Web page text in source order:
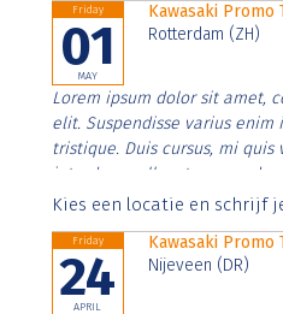
Friday
01
MAY
Kawasaki Promo
Rotterdam (ZH)
Lorem ipsum dolor sit amet,
elit. Suspendisse varius enim
tristique. Duis cursus, mi
interdum nulla, ut commodo
Aenean faucibus nibh et
Kies een locatie en schrijf
Friday
24
APRIL
Kawasaki Promo
Nijeveen (DR)